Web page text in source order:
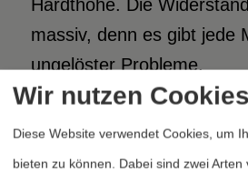
Hardthöhe. Die
massiv, denn es gibt jede
ungelöster Probleme.
Der Zusammenhang
Personalbestand und
Wir nutzen Cookies
Diese Website verwendet Cookies, um
bieten zu können. Dabei sind zwei Arten